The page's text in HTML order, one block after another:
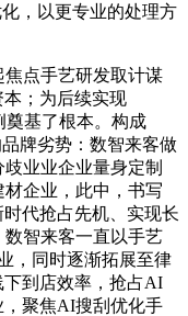
，以更专业的处理方
点手艺研发取计谋
；为后续实现
奠基了根本。构成
牌劣势：数智来客做
业业企业量身定制
企业，此中，书写
代抢占先机、实现长
智来客一直以手艺
，同时逐渐拓展至律
到店效率，抢占AI
聚焦AI搜刮优化手